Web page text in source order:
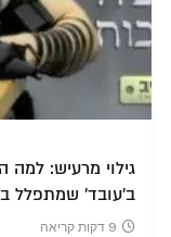
גילוי מרעיש: למה
ב'עובד' שמתפלל
9 דקות קריאה